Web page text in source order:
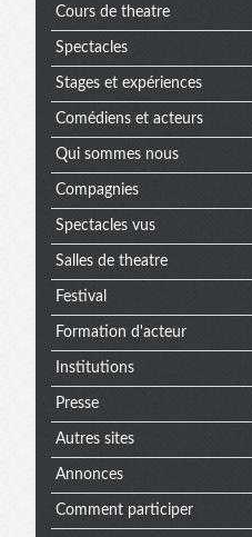
Cours de theatre
Spectacles
Stages et expériences
Comédiens et acteurs
Qui sommes nous
Compagnies
Spectacles vus
Salles de theatre
Festival
Formation d'acteur
Institutions
Presse
Autres sites
Annonces
Comment participer